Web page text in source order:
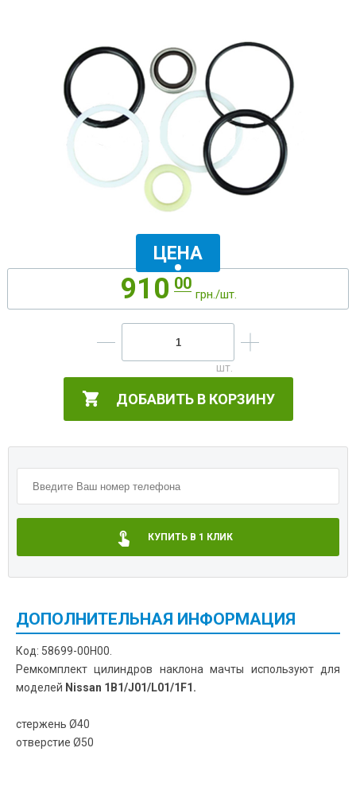
910 00
грн./шт.
ЦЕНА
ДОБАВИТЬ В КОРЗИНУ
КУПИТЬ В 1 КЛИК
ДОПОЛНИТЕЛЬНАЯ ИНФОРМАЦИЯ
Код: 58699-00H00.
Ремкомплект цилиндров наклона мачты используют для
моделей Nissan 1B1/J01/L01/1F1.
стержень Ø40
отверстие Ø50